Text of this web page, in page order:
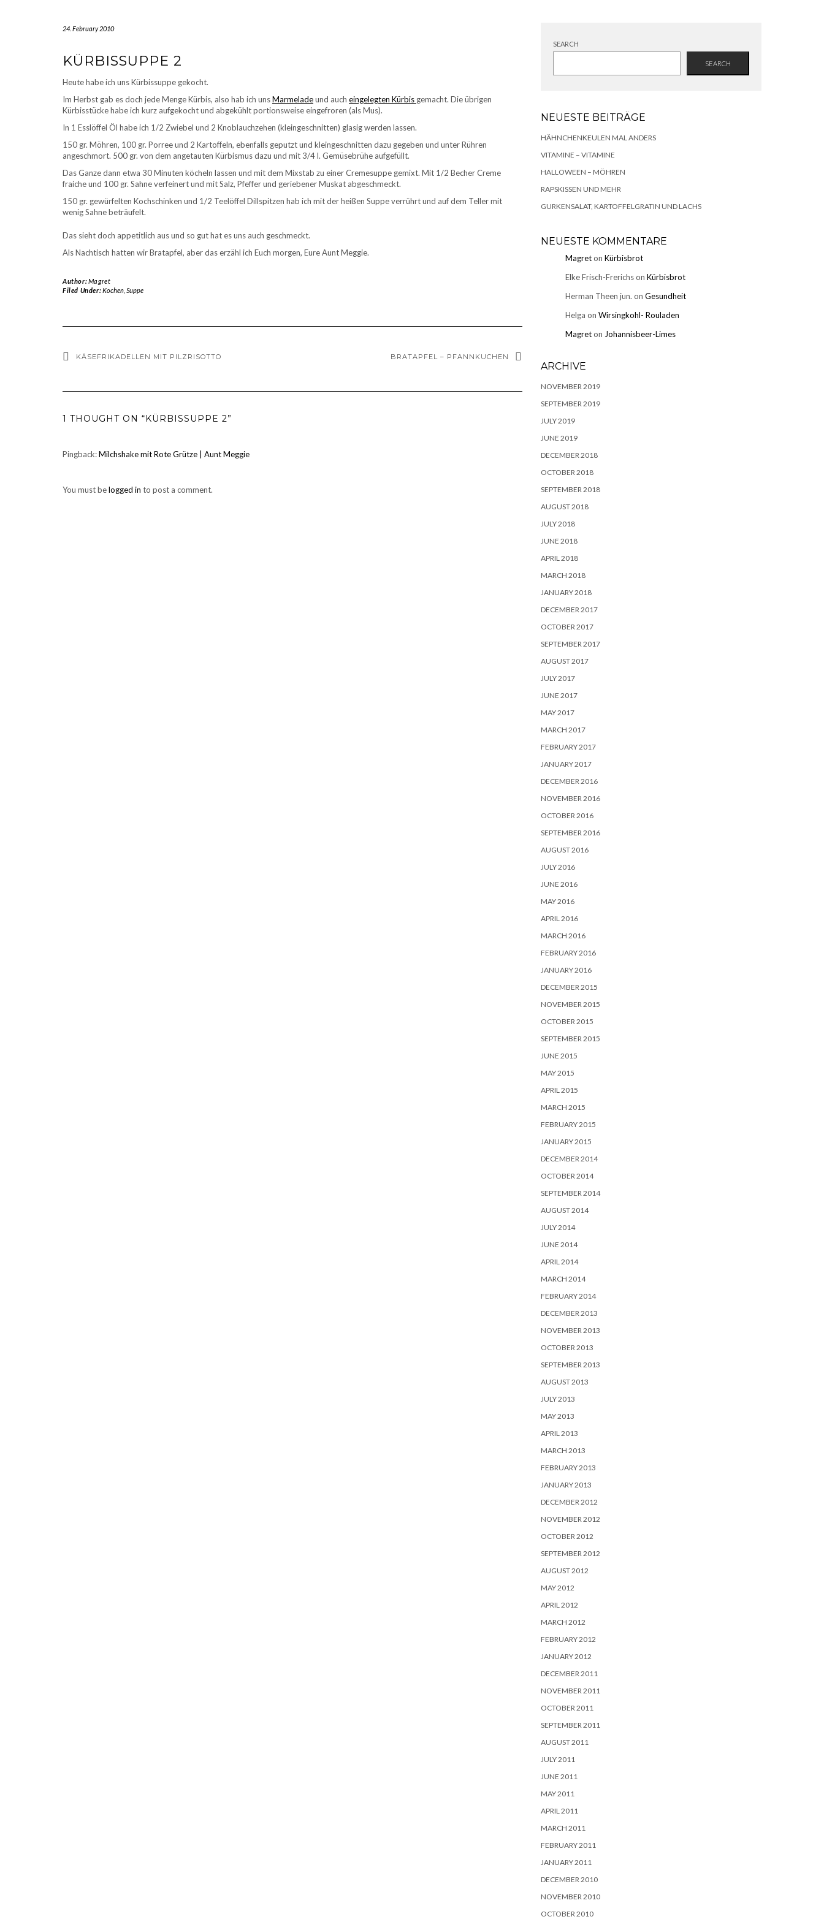
24. February 2010
KÜRBISSUPPE 2
Heute habe ich uns Kürbissuppe gekocht.
Im Herbst gab es doch jede Menge Kürbis, also hab ich unsMarmeladeund auch eingelegten Kürbis gemacht. Die übrigen
Kürbisstücke habe ich kurz aufgekocht und abgekühlt portionsweise eingefroren (als Mus).
In 1 Esslöffel Öl habe ich 1/2 Zwiebel und 2 Knoblauchzehen (kleingeschnitten) glasig werden lassen.
150 gr. Möhren, 100 gr. Porree und 2 Kartoffeln, ebenfalls geputzt und kleingeschnitten dazu gegeben und unter Rühren
angeschmort. 500 gr. von dem angetauten Kürbismus dazu und mit 3/4 l. Gemüsebrühe aufgefüllt.
Das Ganze dann etwa 30 Minuten köcheln lassen und mit dem Mixstab zu einer Cremesuppe gemixt. Mit 1/2 Becher Creme
fraiche und 100 gr. Sahne verfeinert und mit Salz, Pfeffer und geriebener Muskat abgeschmeckt.
150 gr. gewürfelten Kochschinken und 1/2 Teelöffel Dillspitzen hab ich mit der heißen Suppe verrührt und auf dem Teller mit
wenig Sahne beträufelt.
Das sieht doch appetitlich aus und so gut hat es uns auch geschmeckt.
Als Nachtisch hatten wir Bratapfel, aber das erzähl ich Euch morgen, Eure Aunt Meggie.
Author:Magret
Filed Under:Kochen, Suppe
KÄSEFRIKADELLEN MIT PILZRISOTTO BRATAPFEL – PFANNKUCHEN
1 THOUGHT ON “KÜRBISSUPPE 2”
Pingback:Milchshake mit Rote Grütze | Aunt Meggie
You must belogged in to post a comment.
SEARCH
SEARCH
NEUESTE BEITRÄGE
HÄHNCHENKEULEN MAL ANDERS
VITAMINE – VITAMINE
HALLOWEEN – MÖHREN
RAPSKISSEN UND MEHR
GURKENSALAT, KARTOFFELGRATIN UND LACHS
NEUESTE KOMMENTARE
Magreton Kürbisbrot
Elke Frisch-Frerichson Kürbisbrot
Herman Theen jun. on Gesundheit
Helga on Wirsingkohl- Rouladen
Magreton Johannisbeer-Limes
ARCHIVE
NOVEMBER 2019
SEPTEMBER 2019
JULY 2019
JUNE 2019
DECEMBER 2018
OCTOBER 2018
SEPTEMBER 2018
AUGUST 2018
JULY 2018
JUNE 2018
APRIL 2018
MARCH 2018
JANUARY 2018
DECEMBER 2017
OCTOBER 2017
SEPTEMBER 2017
AUGUST 2017
JULY 2017
JUNE 2017
MAY 2017
MARCH 2017
FEBRUARY 2017
JANUARY 2017
DECEMBER 2016
NOVEMBER 2016
OCTOBER 2016
SEPTEMBER 2016
AUGUST 2016
JULY 2016
JUNE 2016
MAY 2016
APRIL 2016
MARCH 2016
FEBRUARY 2016
JANUARY 2016
DECEMBER 2015
NOVEMBER 2015
OCTOBER 2015
SEPTEMBER 2015
JUNE 2015
MAY 2015
APRIL 2015
MARCH 2015
FEBRUARY 2015
JANUARY 2015
DECEMBER 2014
OCTOBER 2014
SEPTEMBER 2014
AUGUST 2014
JULY 2014
JUNE 2014
APRIL 2014
MARCH 2014
FEBRUARY 2014
DECEMBER 2013
NOVEMBER 2013
OCTOBER 2013
SEPTEMBER 2013
AUGUST 2013
JULY 2013
MAY 2013
APRIL 2013
MARCH 2013
FEBRUARY 2013
JANUARY 2013
DECEMBER 2012
NOVEMBER 2012
OCTOBER 2012
SEPTEMBER 2012
AUGUST 2012
MAY 2012
APRIL 2012
MARCH 2012
FEBRUARY 2012
JANUARY 2012
DECEMBER 2011
NOVEMBER 2011
OCTOBER 2011
SEPTEMBER 2011
AUGUST 2011
JULY 2011
JUNE 2011
MAY 2011
APRIL 2011
MARCH 2011
FEBRUARY 2011
JANUARY 2011
DECEMBER 2010
NOVEMBER 2010
OCTOBER 2010